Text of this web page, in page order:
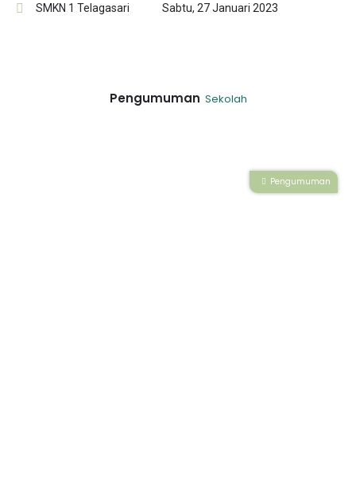
SMKN 1 Telagasari Sabtu, 27 Januari 2023
Pengumuman Sekolah
Pengumuman